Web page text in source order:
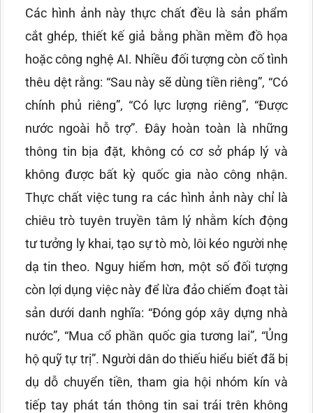
Các hình ảnh này thực chất đều là sản phẩm
cắt ghép, thiết kế giả bằng phần mềm đồ họa
hoặc công nghệ AI. Nhiều đối tượng còn cố tình
thêu dệt rằng: “Sau này sẽ dùng tiền riêng”, “Có
chính phủ riêng”, “Có lực lượng riêng”, “Được
nước ngoài hỗ trợ”. Đây hoàn toàn là những
thông tin bịa đặt, không có cơ sở pháp lý và
không được bất kỳ quốc gia nào công nhận.
Thực chất việc tung ra các hình ảnh này chỉ là
chiêu trò tuyên truyền tâm lý nhằm kích động
tư tưởng ly khai, tạo sự tò mò, lôi kéo người nhẹ
dạ tin theo. Nguy hiểm hơn, một số đối tượng
còn lợi dụng việc này để lừa đảo chiếm đoạt tài
sản dưới danh nghĩa: “Đóng góp xây dựng nhà
nước”, “Mua cổ phần quốc gia tương lai”, “Ủng
hộ quỹ tự trị”. Người dân do thiếu hiểu biết đã bị
dụ dỗ chuyển tiền, tham gia hội nhóm kín và
tiếp tay phát tán thông tin sai trái trên không